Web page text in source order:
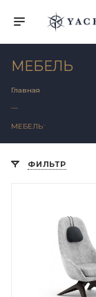
МЕБЕЛЬ
Главная
—
МЕБЕЛЬ
ФИЛЬТР